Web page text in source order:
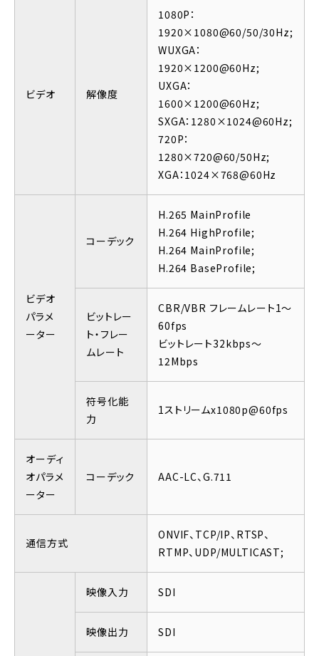
ビデオ 解像度
1080P：
1920×1080@60/50/30Hz;
WUXGA：
1920×1200@60Hz;
UXGA：
1600×1200@60Hz;
SXGA：1280×1024@60Hz;
720P：
1280×720@60/50Hz;
XGA：1024×768@60Hz
ビデオ
パラメ
ーター
コーデック
H.265 MainProfile
H.264 HighProfile;
H.264 MainProfile;
H.264 BaseProfile;
ビットレー
ト・フレー
ムレート
CBR/VBR フレームレート1～
60fps
ビットレート32kbps～
12Mbps
符号化能
力
1ストリームx1080p@60fps
オーディ
オパラメ
ーター
コーデック AAC-LC、G.711
通信方式
ONVIF、TCP/IP、RTSP、
RTMP、UDP/MULTICAST;
映像入力 SDI
映像出力 SDI